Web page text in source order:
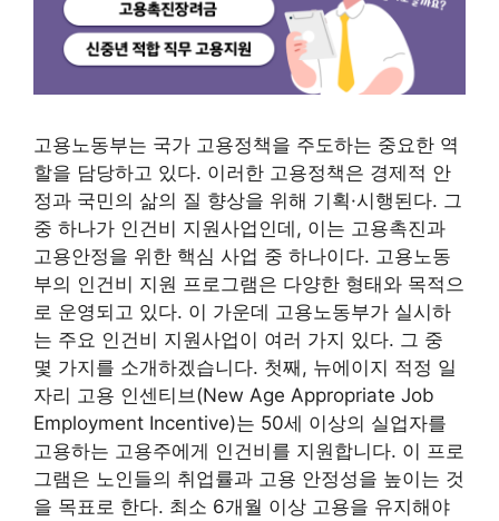
고용노동부는 국가 고용정책을 주도하는 중요한 역
할을 담당하고 있다. 이러한 고용정책은 경제적 안
정과 국민의 삶의 질 향상을 위해 기획·시행된다. 그
중 하나가 인건비 지원사업인데, 이는 고용촉진과
고용안정을 위한 핵심 사업 중 하나이다. 고용노동
부의 인건비 지원 프로그램은 다양한 형태와 목적으
로 운영되고 있다. 이 가운데 고용노동부가 실시하
는 주요 인건비 지원사업이 여러 가지 있다. 그 중
몇 가지를 소개하겠습니다. 첫째, 뉴에이지 적정 일
자리 고용 인센티브(New Age Appropriate Job
Employment Incentive)는 50세 이상의 실업자를
고용하는 고용주에게 인건비를 지원합니다. 이 프로
그램은 노인들의 취업률과 고용 안정성을 높이는 것
을 목표로 한다. 최소 6개월 이상 고용을 유지해야